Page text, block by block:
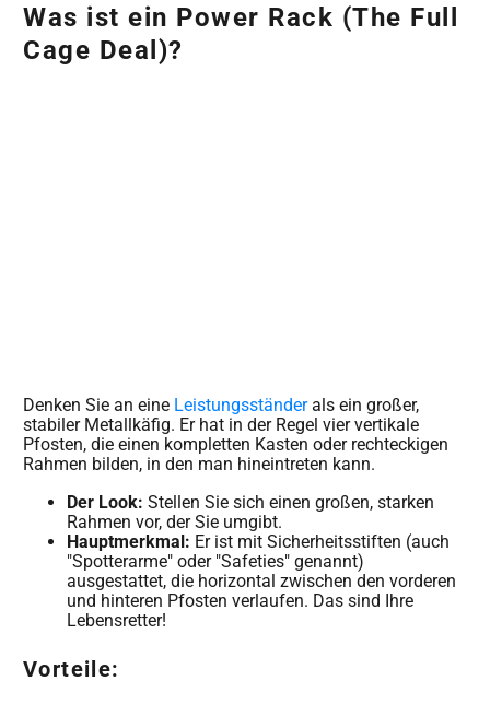
Was ist ein Power Rack (The Full
Cage Deal)?
Denken Sie an eine Leistungsständerals ein großer,
stabiler Metallkäfig. Er hat in der Regel vier vertikale
Pfosten, die einen kompletten Kasten oder rechteckigen
Rahmen bilden, in den man hineintreten kann.
Der Look: Stellen Sie sich einen großen, starken
Rahmen vor, der Sie umgibt.
Hauptmerkmal: Er ist mit Sicherheitsstiften (auch
"Spotterarme" oder "Safeties" genannt)
ausgestattet, die horizontal zwischen den vorderen
und hinteren Pfosten verlaufen. Das sind Ihre
Lebensretter!
Vorteile: